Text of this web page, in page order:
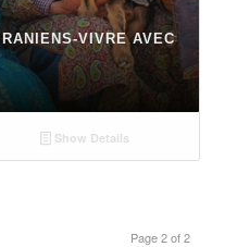
VIVRE AVEC
Show Details
Page 2 of 2